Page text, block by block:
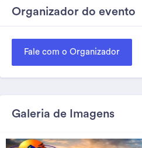
Organizador do evento
Fale com o Organizador
Galeria de Imagens